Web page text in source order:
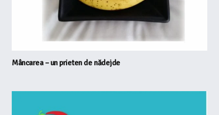
Mâncarea – un prieten de nădejde